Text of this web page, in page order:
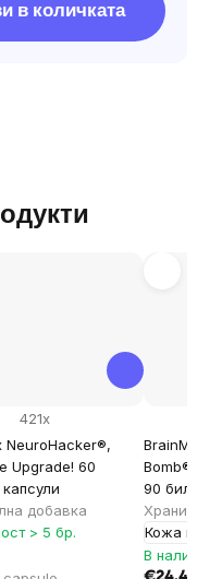
в количката
NeuroHacker®,
Upgrade! 60
добавка
421x
> 5 бр.
BrainMax
Bomb®,
90
Кожа и
В